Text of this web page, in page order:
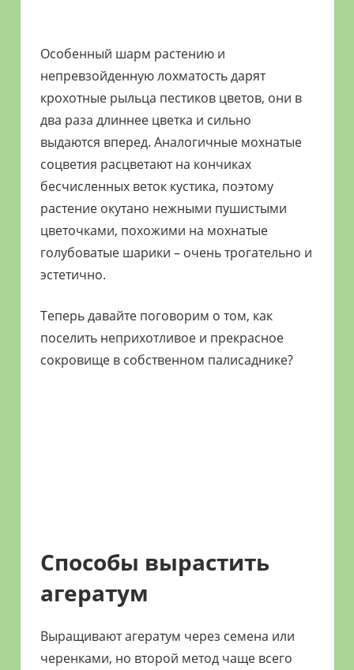
Особенный шарм растению и
непревзойденную лохматость дарят
крохотные рыльца пестиков цветов, они в
два раза длиннее цветка и сильно
выдаются вперед. Аналогичные мохнатые
соцветия расцветают на кончиках
бесчисленных веток кустика, поэтому
растение окутано нежными пушистыми
цветочками, похожими на мохнатые
голубоватые шарики – очень трогательно и
эстетично.
Теперь давайте поговорим о том, как
поселить неприхотливое и прекрасное
сокровище в собственном палисаднике?
Способы вырастить
агератум
Выращивают агератум через семена или
черенками, но второй метод чаще всего